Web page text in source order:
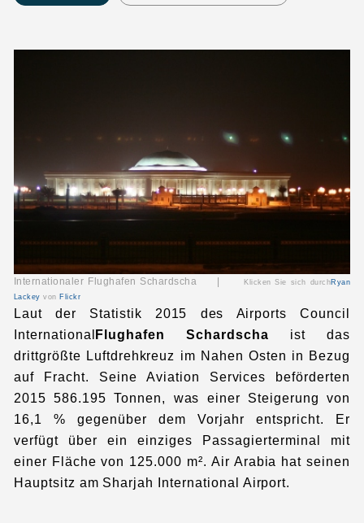
Internationaler Flughafen Schardscha |Klicken Sie sich durchRyan
Lackey von Flickr
Laut der Statistik 2015 des Airports Council
International Flughafen Schardscha ist das
drittgrößte Luftdrehkreuz im Nahen Osten in Bezug
auf Fracht. Seine Aviation Services beförderten
2015 586.195 Tonnen, was einer Steigerung von
16,1 % gegenüber dem Vorjahr entspricht. Er
verfügt über ein einziges Passagierterminal mit
einer Fläche von 125.000 m². Air Arabia hat seinen
Hauptsitz am Sharjah International Airport.